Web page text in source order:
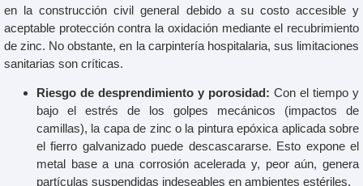
en la construcción civil general debido a su costo accesible y
aceptable protección contra la oxidación mediante el recubrimiento
de zinc. No obstante, en la carpintería hospitalaria, sus limitaciones
sanitarias son críticas.
Riesgo de desprendimiento y porosidad: Con el tiempo y
bajo el estrés de los golpes mecánicos (impactos de
camillas), la capa de zinc o la pintura epóxica aplicada sobre
el fierro galvanizado puede descascararse. Esto expone el
metal base a una corrosión acelerada y, peor aún, genera
partículas suspendidas indeseables en ambientes estériles.